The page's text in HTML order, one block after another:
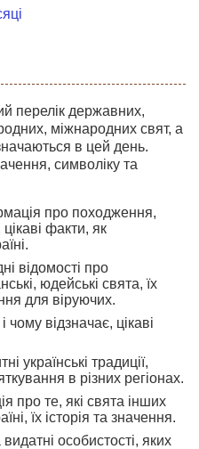
перелік державних,
міжнародних свят, а
в цей день.
символіку та
про походження,
факти, як
відомості про
юдейські свята, їх
для віруючих.
чому відзначає, цікаві
українські традиції,
в різних регіонах.
про те, які свята інших
їх історія та значення.
особистості, яких